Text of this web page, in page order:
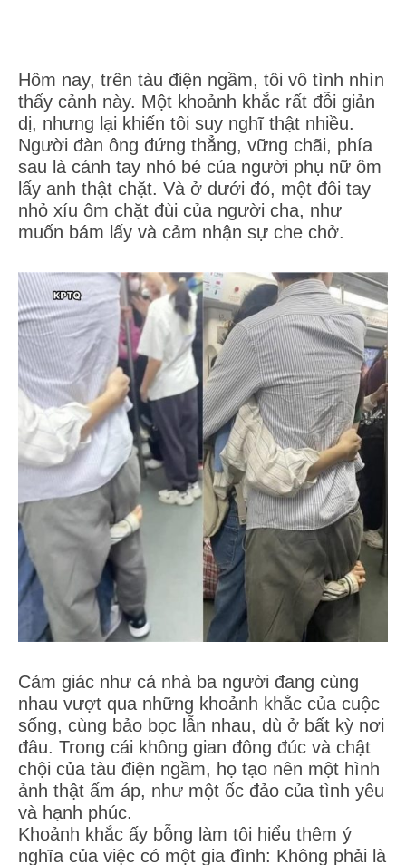
Hôm nay, trên tàu điện ngầm, tôi vô tình nhìn
thấy cảnh này. Một khoảnh khắc rất đỗi giản
dị, nhưng lại khiến tôi suy nghĩ thật nhiều.
Người đàn ông đứng thẳng, vững chãi, phía
sau là cánh tay nhỏ bé của người phụ nữ ôm
lấy anh thật chặt. Và ở dưới đó, một đôi tay
nhỏ xíu ôm chặt đùi của người cha, như
muốn bám lấy và cảm nhận sự che chở.
Cảm giác như cả nhà ba người đang cùng
nhau vượt qua những khoảnh khắc của cuộc
sống, cùng bảo bọc lẫn nhau, dù ở bất kỳ nơi
đâu. Trong cái không gian đông đúc và chật
chội của tàu điện ngầm, họ tạo nên một hình
ảnh thật ấm áp, như một ốc đảo của tình yêu
và hạnh phúc.
Khoảnh khắc ấy bỗng làm tôi hiểu thêm ý
nghĩa của việc có một gia đình: Không phải là